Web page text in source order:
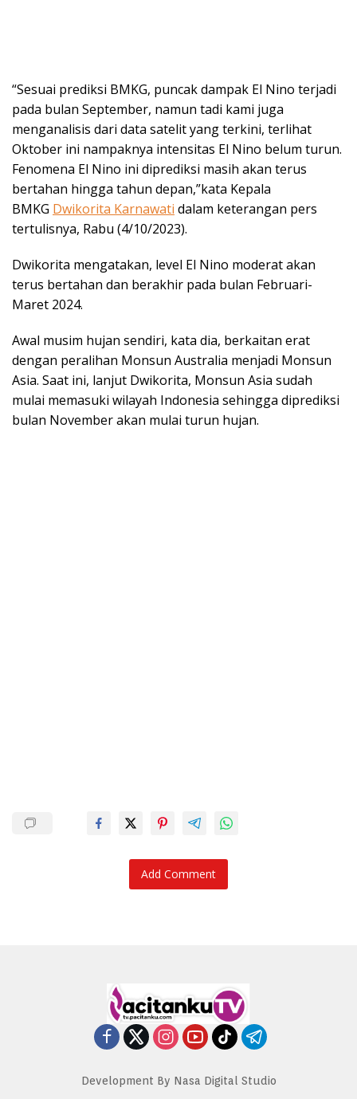
“Sesuai prediksi BMKG, puncak dampak El Nino terjadi
pada bulan September, namun tadi kami juga
menganalisis dari data satelit yang terkini, terlihat
Oktober ini nampaknya intensitas El Nino belum turun.
Fenomena El Nino ini diprediksi masih akan terus
bertahan hingga tahun depan,”kata Kepala
BMKG Dwikorita Karnawati dalam keterangan pers
tertulisnya, Rabu (4/10/2023).
Dwikorita mengatakan, level El Nino moderat akan
terus bertahan dan berakhir pada bulan Februari-
Maret 2024.
Awal musim hujan sendiri, kata dia, berkaitan erat
dengan peralihan Monsun Australia menjadi Monsun
Asia. Saat ini, lanjut Dwikorita, Monsun Asia sudah
mulai memasuki wilayah Indonesia sehingga diprediksi
bulan November akan mulai turun hujan.
Add Comment
Development By Nasa Digital Studio